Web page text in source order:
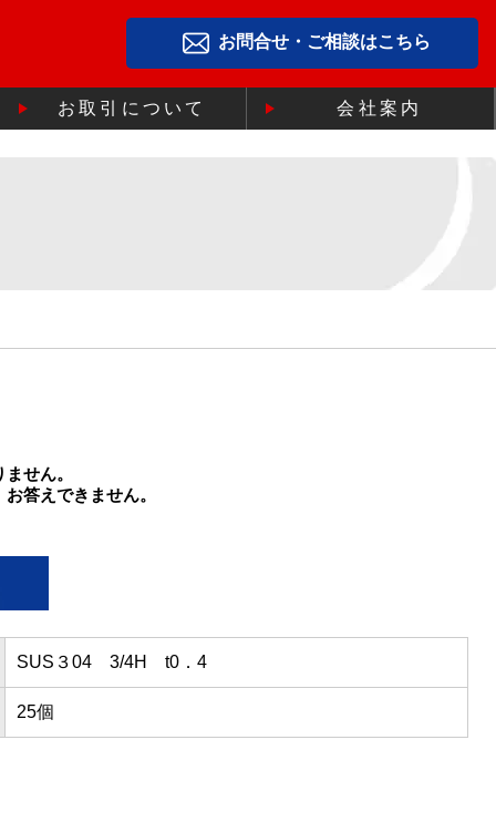
お問合せ・ご相談はこちら
お取引について 会社案内
せん。
答えできません。
SUS３04 3/4H t0．4
25個